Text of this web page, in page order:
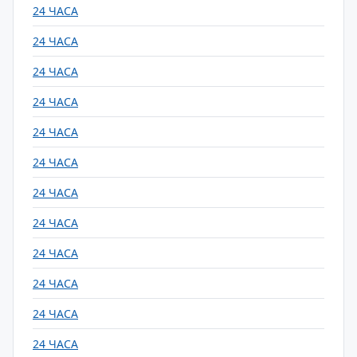
24 ЧАСА
24 ЧАСА
24 ЧАСА
24 ЧАСА
24 ЧАСА
24 ЧАСА
24 ЧАСА
24 ЧАСА
24 ЧАСА
24 ЧАСА
24 ЧАСА
24 ЧАСА